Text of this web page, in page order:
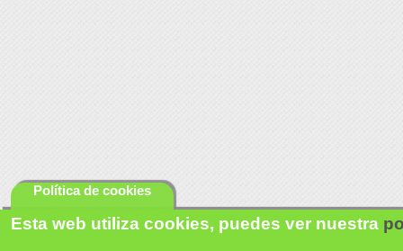
Esta web utiliza cookies, puedes ver nuestra
Política de cookies